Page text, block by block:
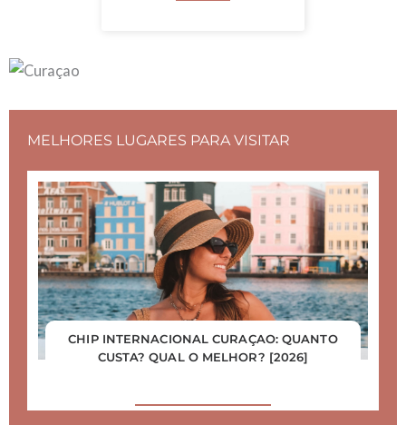
MELHORES LUGARES PARA VISITAR
CHIP INTERNACIONAL CURAÇAO: QUANTO
CUSTA? QUAL O MELHOR? [2026]